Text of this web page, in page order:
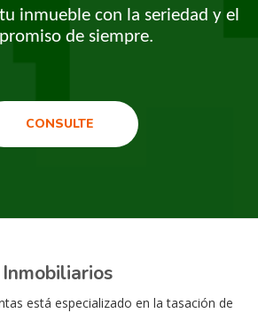
inmueble con la seriedad y el
de siempre.
CONSULTE
está especializado en la tasación de